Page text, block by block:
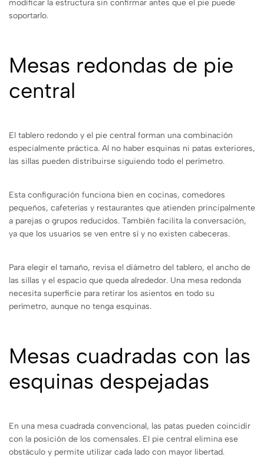
modificar la estructura sin confirmar antes que el pie puede
soportarlo.
Mesas redondas de pie
central
El tablero redondo y el pie central forman una combinación
especialmente práctica. Al no haber esquinas ni patas exteriores,
las sillas pueden distribuirse siguiendo todo el perímetro.
Esta configuración funciona bien en cocinas, comedores
pequeños, cafeterías y restaurantes que atienden principalmente
a parejas o grupos reducidos. También facilita la conversación,
ya que los usuarios se ven entre sí y no existen cabeceras.
Para elegir el tamaño, revisa el diámetro del tablero, el ancho de
las sillas y el espacio que queda alrededor. Una mesa redonda
necesita superficie para retirar los asientos en todo su
perímetro, aunque no tenga esquinas.
Mesas cuadradas con las
esquinas despejadas
En una mesa cuadrada convencional, las patas pueden coincidir
con la posición de los comensales. El pie central elimina ese
obstáculo y permite utilizar cada lado con mayor libertad.